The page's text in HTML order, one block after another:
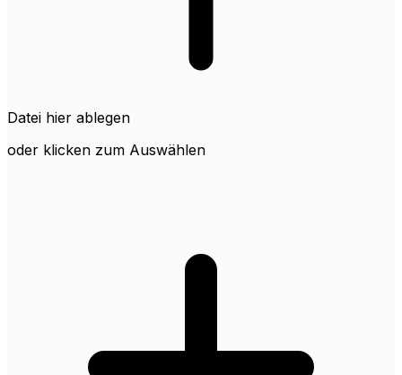
Datei hier ablegen
oder klicken zum Auswählen